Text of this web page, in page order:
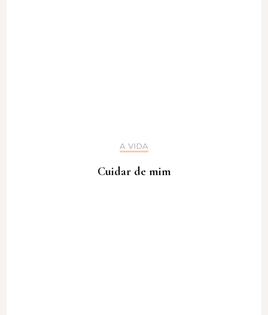
A VIDA
Cuidar de mim